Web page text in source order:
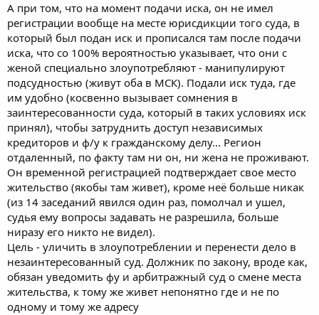
А при том, что на момент подачи иска, он не имел
регистрации вообще на месте юрисдикции того суда, в
который был подан иск и прописался там после подачи
иска, что со 100% вероятностью указывает, что они с
женой специально злоупотребляют - манипулируют
подсудностью (живут оба в МСК). Подали иск туда, где
им удобно (косвенно вызывает сомнения в
заинтересованности суда, который в таких условиях иск
принял), чтобы затруднить доступ независимых
кредиторов и ф/у к гражданскому делу... Регион
отдаленный, по факту там ни он, ни жена не проживают.
Он временной регистрацией подтверждает свое место
жительство (якобы там живет), кроме неё больше никак
(из 14 заседаний явился один раз, помолчал и ушел,
судья ему вопросы задавать не разрешила, больше
ниразу его никто не видел).
Цель - уличить в злоупотреблении и перенести дело в
незаинтересованный суд. Должник по закону, вроде как,
обязан уведомить фу и арбитражный суд о смене места
жительства, к тому же живет непонятно где и не по
одному и тому же адресу